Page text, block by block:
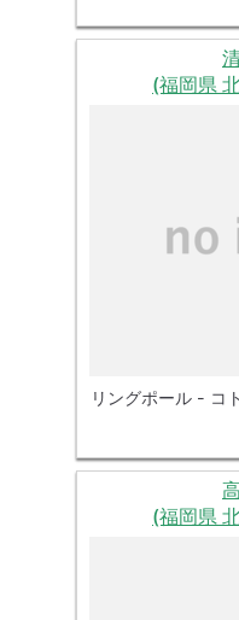
(福岡県
リングポール - コ
(福岡県